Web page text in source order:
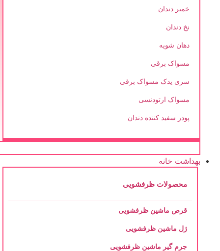
خمیر دندان
نخ دندان
دهان شویه
مسواک برقی
سری یدک مسواک برقی
مسواک ارتودنسی
پودر سفید کننده دندان
بهداشت خانه
محصولات ظرفشویی
قرص ماشین ظرفشویی
ژل ماشین ظرفشویی
جرم گیر ماشین ظرفشویی